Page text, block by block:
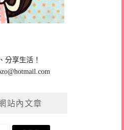
分享生活！
站內文章